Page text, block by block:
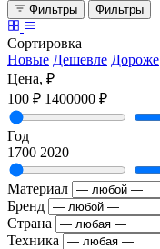
Фильтры Фильтры
Сортировка
Новые Дешевле Дороже
Цена, ₽
100 ₽ 1400000 ₽
Год
1700 2020
Материал
Бренд
Страна
Техника